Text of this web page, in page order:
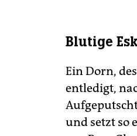
Blutige
Ein Dorn,
entledigt,
und setzt so